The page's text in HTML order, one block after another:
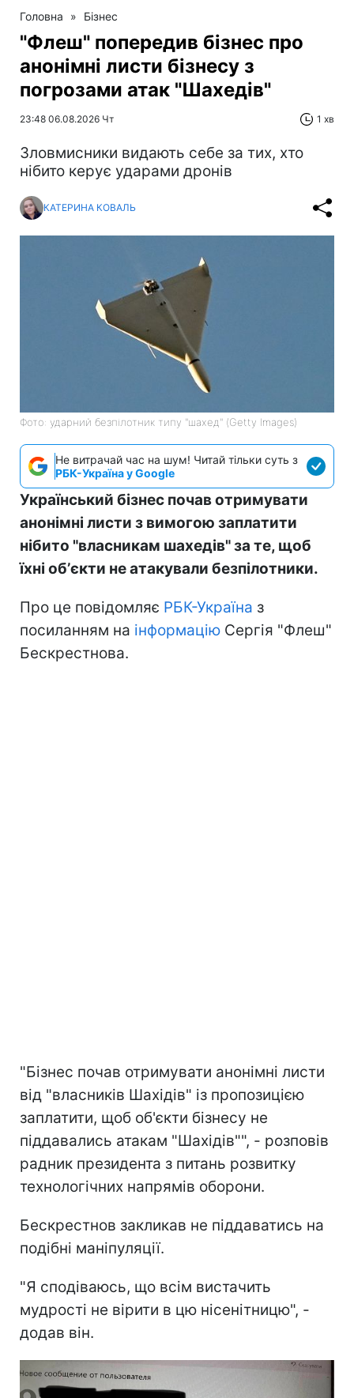
Головна » Бізнес
"Флеш" попередив бізнес про
анонімні листи бізнесу з
погрозами атак "Шахедів"
23:48 06.08.2026 Чт 1 хв
Зловмисники видають себе за тих, хто
нібито керує ударами дронів
КАТЕРИНА КОВАЛЬ
Фото: ударний безпілотник типу "шахед" (Getty Images)
Не витрачай час на шум! Читай тільки суть з
РБК-Україна у Google
Український бізнес почав отримувати
анонімні листи з вимогою заплатити
нібито "власникам шахедів" за те, щоб
їхні обʼєкти не атакували безпілотники.
Про це повідомляє РБК-Україна з
посиланням на інформацію Сергія "Флеш"
Бескрестнова.
"Бізнес почав отримувати анонімні листи
від "власників Шахідів" із пропозицією
заплатити, щоб об'єкти бізнесу не
піддавались атакам "Шахідів"", - розповів
радник президента з питань розвитку
технологічних напрямів оборони.
Бескрестнов закликав не піддаватись на
подібні маніпуляції.
"Я сподіваюсь, що всім вистачить
мудрості не вірити в цю нісенітницю", -
додав він.